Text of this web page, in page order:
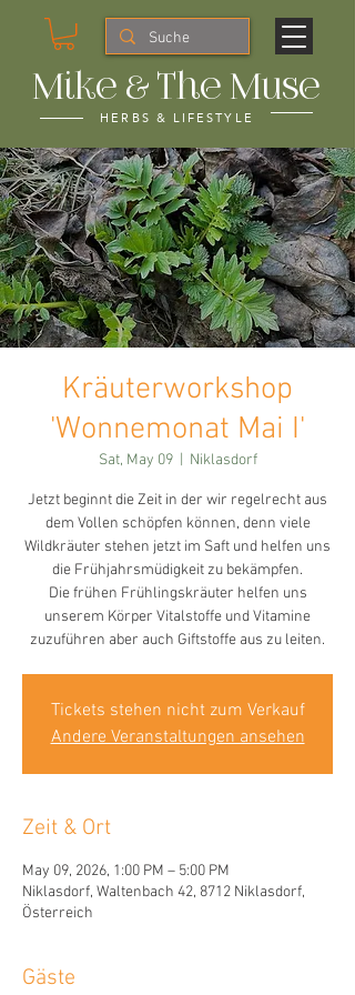
Mike & The Muse
HERBS & LIFESTYLE
Kräuterworkshop
'Wonnemonat Mai I'
Sat, May 09
  |
Niklasdorf
Jetzt beginnt die Zeit in der wir regelrecht aus
dem Vollen schöpfen können, denn viele
Wildkräuter stehen jetzt im Saft und helfen uns
die Frühjahrsmüdigkeit zu bekämpfen.
Die frühen Frühlingskräuter helfen uns
unserem Körper Vitalstoffe und Vitamine
zuzuführen aber auch Giftstoffe aus zu leiten.
Tickets stehen nicht zum Verkauf
Andere Veranstaltungen ansehen
Zeit & Ort
May 09, 2026, 1:00 PM – 5:00 PM
Niklasdorf, Waltenbach 42, 8712 Niklasdorf,
Österreich
Gäste